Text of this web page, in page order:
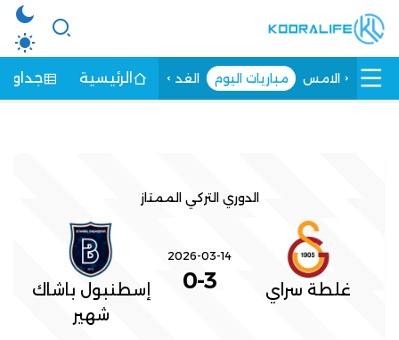
الامس مباريات اليوم الغد الرئيسية جداول
الدوري التركي الممتاز
غلطة سراي
2026-03-14
3
-
0
إسطنبول باشاك
شهير